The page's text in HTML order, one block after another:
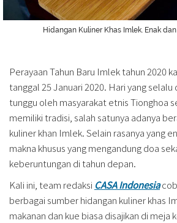
Hidangan Kuliner Khas Imlek. Enak
Perayaan Tahun Baru Imlek tahun 2020
tanggal 25 Januari 2020. Hari yang
tunggu oleh masyarakat etnis Tionghoa
memiliki tradisi, salah satunya adanya
kuliner khan Imlek. Selain rasanya yang
makna khusus yang mengandung doa
keberuntungan di tahun depan.
Kali ini, team redaksi CASA Indonesia
berbagai sumber hidangan kuliner khas
makanan dan kue biasa disajikan di meja